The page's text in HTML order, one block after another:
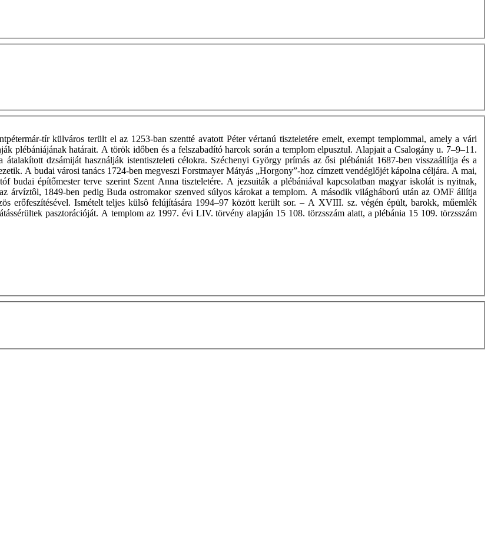
tír külváros terült el az 1253-ban szentté avatott Péter vértanú tiszteletére emelt, exempt templommal, amely a vári
plébániájának határait. A török időben és a felszabadító harcok során a templom elpusztul. Alapjait a Csalogány u. 7–9–11.
dzsámiját használják istentiszteleti célokra. Széchenyi György prímás az ősi plébániát 1687-ben visszaállítja és a
A budai városi tanács 1724-ben megveszi Forstmayer Mátyás „Horgony”-hoz címzett vendéglőjét kápolna céljára. A mai,
budai építőmester terve szerint Szent Anna tiszteletére. A jezsuiták a plébániával kapcsolatban magyar iskolát is nyitnak,
árvíztôl, 1849-ben pedig Buda ostromakor szenved súlyos károkat a templom. A második világháború után az OMF állítja
erőfeszítésével. Ismételt teljes külsô felújítására 1994–97 között került sor. – A XVIII. sz. végén épült, barokk, műemlék
pasztorációját. A templom az 1997. évi LIV. törvény alapján 15 108. törzsszám alatt, a plébánia 15 109. törzsszám